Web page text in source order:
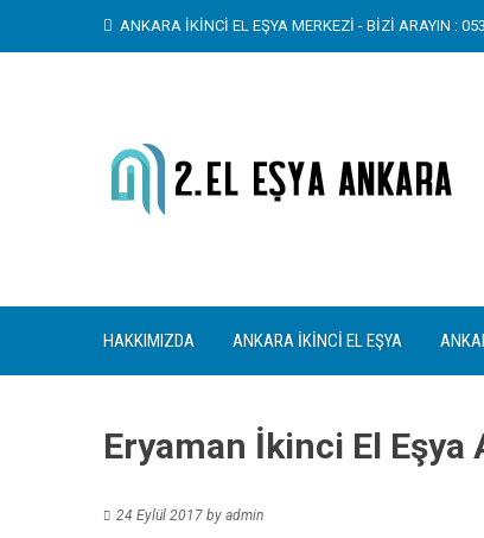
ANKARA İKİNCİ EL EŞYA MERKEZİ - BİZİ ARAYIN :
HAKKIMIZDA ANKARA İKINCI EL EŞYA
Eryaman İkinci El Eşya
24 Eylül 2017 by admin